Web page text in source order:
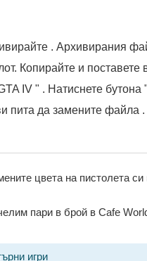
. Архивирания
Копирайте и поставете
IV " . Натиснете
пита да замените файла .
цвета на пистолета си
пари в брой в Cafe
игри